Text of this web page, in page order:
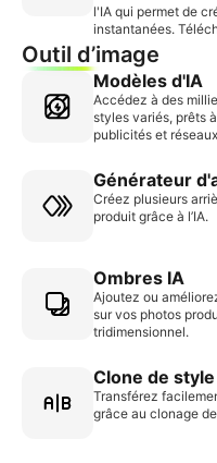
l'IA qui permet de
instantanées.
et générez
favorisant
des ventes.
Outil d’image
Modèles d'IA
Accédez à des
styles variés, prêts
publicités et
Générateur
Créez plusieurs
produit grâce à l’IA.
Ombres IA
Ajoutez ou
sur vos photos
tridimensionnel.
Clone de style
Transférez
grâce au clonage